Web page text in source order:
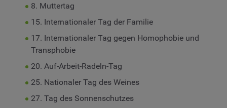
8. Muttertag
15. Internationaler Tag der Familie
17. Internationaler Tag gegen Homophobie und
Transphobie
20. Auf-Arbeit-Radeln-Tag
25. Nationaler Tag des Weines
27. Tag des Sonnenschutzes